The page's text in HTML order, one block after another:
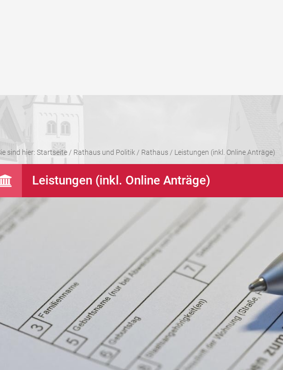
sind hier: Startseite/ Rathaus und Politik / Rathaus/ Leistungen (inkl. Online Anträge)
Leistungen (inkl. Online Anträge)